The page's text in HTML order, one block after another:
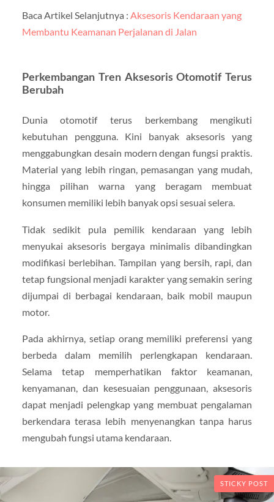
Baca Artikel Selanjutnya : Aksesoris Kendaraan yang
Membantu Keamanan Perjalanan di Jalan
Perkembangan Tren Aksesoris Otomotif Terus
Berubah
Dunia otomotif terus berkembang mengikuti
kebutuhan pengguna. Kini banyak aksesoris yang
menggabungkan desain modern dengan fungsi praktis.
Material yang lebih ringan, pemasangan yang mudah,
hingga pilihan warna yang beragam membuat
konsumen memiliki lebih banyak opsi sesuai selera.
Tidak sedikit pula pemilik kendaraan yang lebih
menyukai aksesoris bergaya minimalis dibandingkan
modifikasi berlebihan. Tampilan yang bersih, rapi, dan
tetap fungsional menjadi karakter yang semakin sering
dijumpai di berbagai kendaraan, baik mobil maupun
motor.
Pada akhirnya, setiap orang memiliki preferensi yang
berbeda dalam memilih perlengkapan kendaraan.
Selama tetap memperhatikan faktor keamanan,
kenyamanan, dan kesesuaian penggunaan, aksesoris
dapat menjadi pelengkap yang membuat pengalaman
berkendara terasa lebih menyenangkan tanpa harus
mengubah fungsi utama kendaraan.
STICKY POST